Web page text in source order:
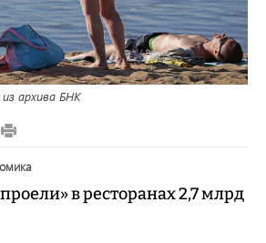
архива БНК
в ресторанах 2,7 млрд